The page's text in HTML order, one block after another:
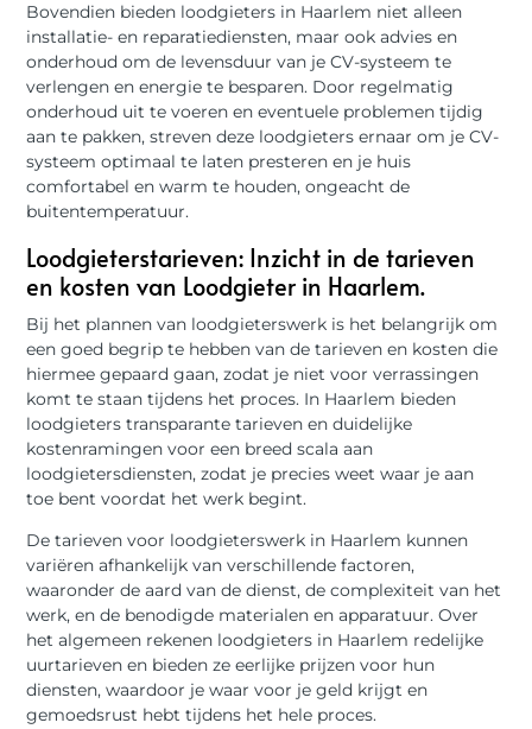
Bovendien bieden loodgieters in Haarlem niet alleen
installatie- en reparatiediensten, maar ook advies en
onderhoud om de levensduur van je CV-systeem te
verlengen en energie te besparen. Door regelmatig
onderhoud uit te voeren en eventuele problemen tijdig
aan te pakken, streven deze loodgieters ernaar om je CV-
systeem optimaal te laten presteren en je huis
comfortabel en warm te houden, ongeacht de
buitentemperatuur.
Loodgieterstarieven: Inzicht in de tarieven
en kosten van Loodgieter in Haarlem.
Bij het plannen van loodgieterswerk is het belangrijk om
een goed begrip te hebben van de tarieven en kosten die
hiermee gepaard gaan, zodat je niet voor verrassingen
komt te staan tijdens het proces. In Haarlem bieden
loodgieters transparante tarieven en duidelijke
kostenramingen voor een breed scala aan
loodgietersdiensten, zodat je precies weet waar je aan
toe bent voordat het werk begint.
De tarieven voor loodgieterswerk in Haarlem kunnen
variëren afhankelijk van verschillende factoren,
waaronder de aard van de dienst, de complexiteit van het
werk, en de benodigde materialen en apparatuur. Over
het algemeen rekenen loodgieters in Haarlem redelijke
uurtarieven en bieden ze eerlijke prijzen voor hun
diensten, waardoor je waar voor je geld krijgt en
gemoedsrust hebt tijdens het hele proces.